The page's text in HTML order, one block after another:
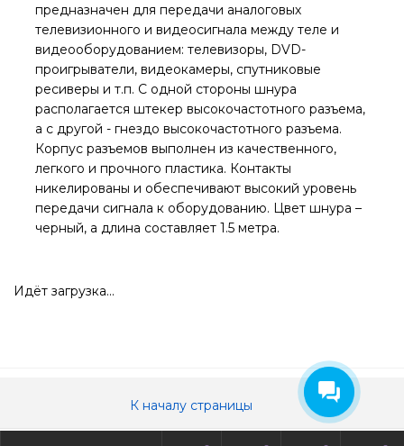
предназначен для передачи аналоговых
телевизионного и видеосигнала между теле и
видеооборудованием: телевизоры, DVD-
проигрыватели, видеокамеры, спутниковые
ресиверы и т.п. C одной стороны шнура
располагается штекер высокочастотного разъема,
а с другой - гнездо высокочастотного разъема.
Корпус разъемов выполнен из качественного,
легкого и прочного пластика. Контакты
никелированы и обеспечивают высокий уровень
передачи сигнала к оборудованию. Цвет шнура –
черный, а длина составляет 1.5 метра.
Идёт загрузка...
К началу страницы